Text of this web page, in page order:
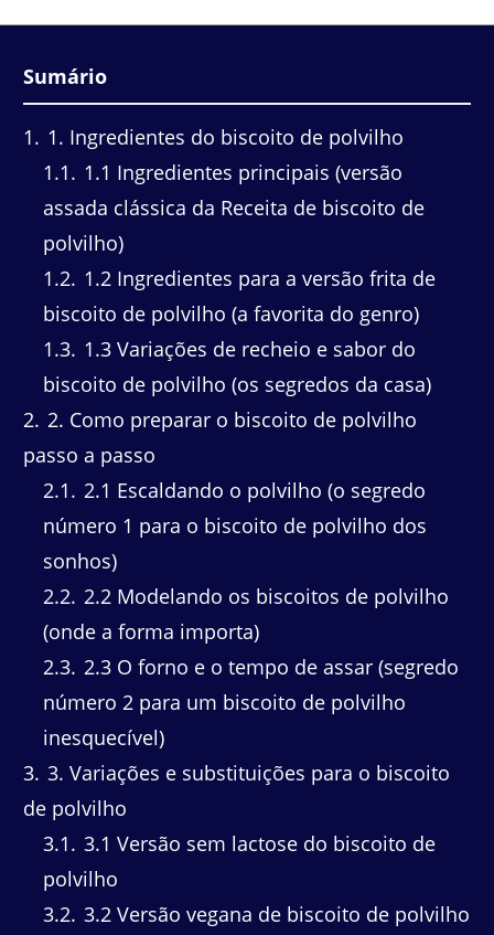
Sumário
1
1. Ingredientes do biscoito de polvilho
1.1
1.1 Ingredientes principais (versão
assada clássica da Receita de biscoito de
polvilho)
1.2 1.2 Ingredientes para a versão frita de
biscoito de polvilho (a favorita do genro)
1.3 1.3 Variações de recheio e sabor do
biscoito de polvilho (os segredos da casa)
2 2. Como preparar o biscoito de polvilho
passo a passo
2.1
2.1 Escaldando o polvilho (o segredo
número 1 para o biscoito de polvilho dos
sonhos)
2.2 2.2 Modelando os biscoitos de polvilho
(onde a forma importa)
2.3 2.3 O forno e o tempo de assar (segredo
número 2 para um biscoito de polvilho
inesquecível)
3 3. Variações e substituições para o biscoito
de polvilho
3.1
3.1 Versão sem lactose do biscoito de
polvilho
3.2 3.2 Versão vegana de biscoito de polvilho